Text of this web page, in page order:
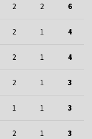
2 2 6
2 1 4
2 1 4
2 1 3
1 1 3
2 1 3